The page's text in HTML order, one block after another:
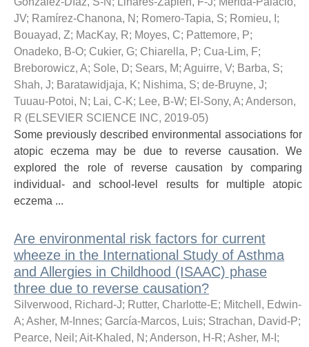
JV; Ramírez-Chanona, N ; Romero-Tapia, S; Romieu, I ;
Bouayad, Z; MacKay, R; Moyes, C; Pattemore, P;
Onadeko, B-O; Cukier, G; Chiarella, P; Cua-Lim, F;
Breborowicz, A; Sole, D; Sears, M; Aguirre, V; Barba, S;
Shah, J; Baratawidjaja, K; Nishima, S; de-Bruyne, J;
Tuuau-Potoi, N ; Lai, C-K; Lee, B-W; El-Sony, A; Anderson,
R (ELSEVIER SCIENCE INC, 2019-05)
Some previously described environmental associations for
atopic eczema may be due to reverse causation. We
explored the role of reverse causation by comparing
individual- and school-level results for multiple atopic
eczema ...
Are environmental risk factors for current
wheeze in the International Study of Asthma
and Allergies in Childhood (ISAAC) phase
three due to reverse causation?
Silverwood, Richard-J; Rutter, Charlotte-E; Mitchell, Edwin-
A; Asher, M-Innes; García-Marcos, Luis; Strachan, David-P;
Pearce, Neil ; Ait-Khaled, N ; Anderson, H-R; Asher, M-I ;